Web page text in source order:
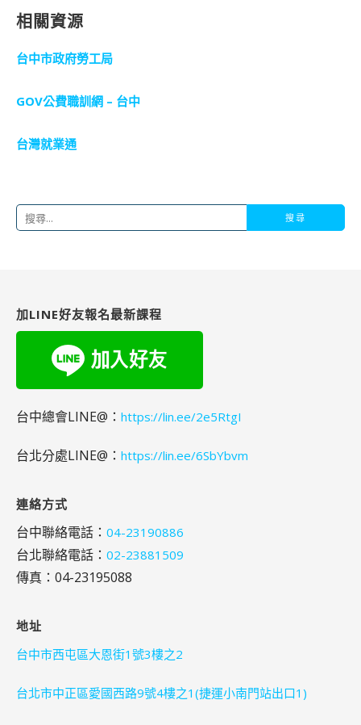
相關資源
台中市政府勞工局
GOV公費職訓網 – 台中
台灣就業通
搜
字:
加LINE好友報名最新課程
台中總會LINE@： https://lin.ee/2e5RtgI
台北分處LINE@： https://lin.ee/6SbYbvm
連絡方式
台中聯絡電話： 04-23190886
台北聯絡電話： 02-23881509
傳真：04-23195088
地址
台中市西屯區大恩街1號3樓之2
台北市中正區愛國西路9號4樓之1(捷運小南門站出口1)